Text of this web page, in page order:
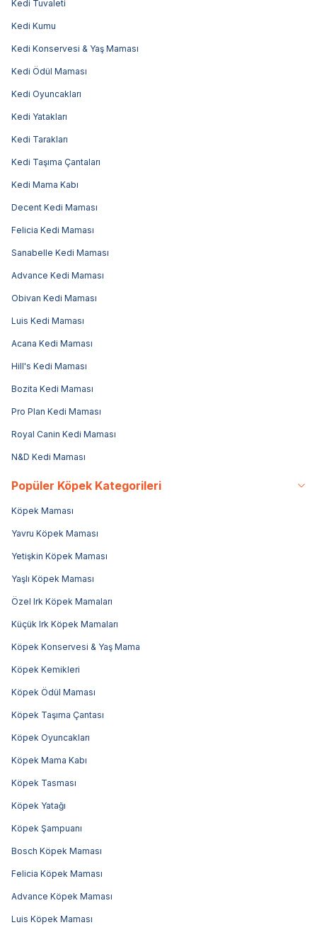
Kedi Tuvaleti
Kedi Kumu
Kedi Konservesi & Yaş Maması
Kedi Ödül Maması
Kedi Oyuncakları
Kedi Yatakları
Kedi Tarakları
Kedi Taşıma Çantaları
Kedi Mama Kabı
Decent Kedi Maması
Felicia Kedi Maması
Sanabelle Kedi Maması
Advance Kedi Maması
Obivan Kedi Maması
Luis Kedi Maması
Acana Kedi Maması
Hill's Kedi Maması
Bozita Kedi Maması
Pro Plan Kedi Maması
Royal Canin Kedi Maması
N&D Kedi Maması
Popüler Köpek Kategorileri
Köpek Maması
Yavru Köpek Maması
Yetişkin Köpek Maması
Yaşlı Köpek Maması
Özel Irk Köpek Mamaları
Küçük Irk Köpek Mamaları
Köpek Konservesi & Yaş Mama
Köpek Kemikleri
Köpek Ödül Maması
Köpek Taşıma Çantası
Köpek Oyuncakları
Köpek Mama Kabı
Köpek Tasması
Köpek Yatağı
Köpek Şampuanı
Bosch Köpek Maması
Felicia Köpek Maması
Advance Köpek Maması
Luis Köpek Maması